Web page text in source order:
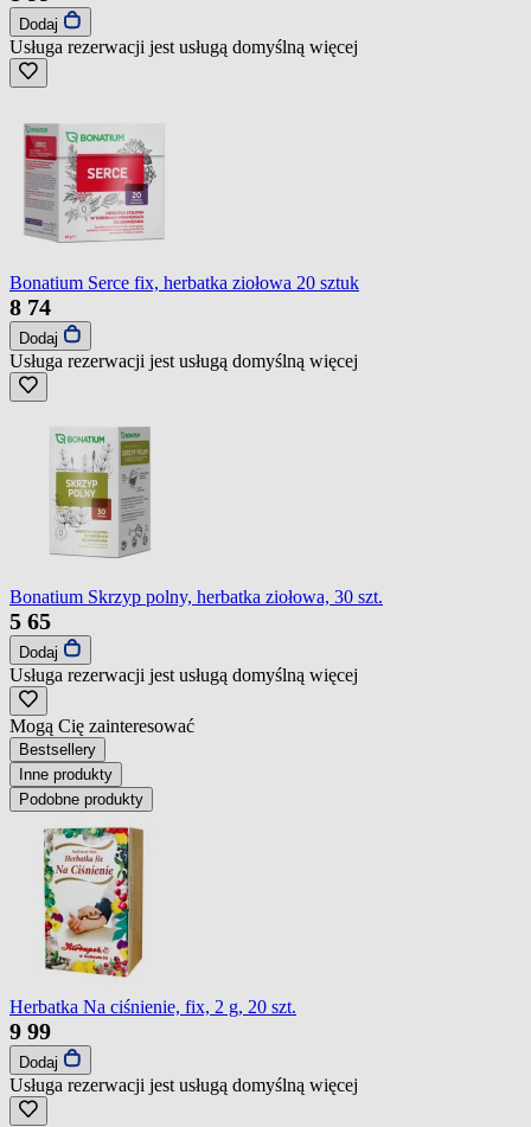
Dodaj
Usługa rezerwacji jest usługą domyślną więcej
Bonatium Serce fix, herbatka ziołowa 20 sztuk
8 74
Dodaj
Usługa rezerwacji jest usługą domyślną więcej
Bonatium Skrzyp polny, herbatka ziołowa, 30 szt.
5 65
Dodaj
Usługa rezerwacji jest usługą domyślną więcej
Mogą Cię zainteresować
Bestsellery
Inne produkty
Podobne produkty
Herbatka Na ciśnienie, fix, 2 g, 20 szt.
9 99
Dodaj
Usługa rezerwacji jest usługą domyślną więcej